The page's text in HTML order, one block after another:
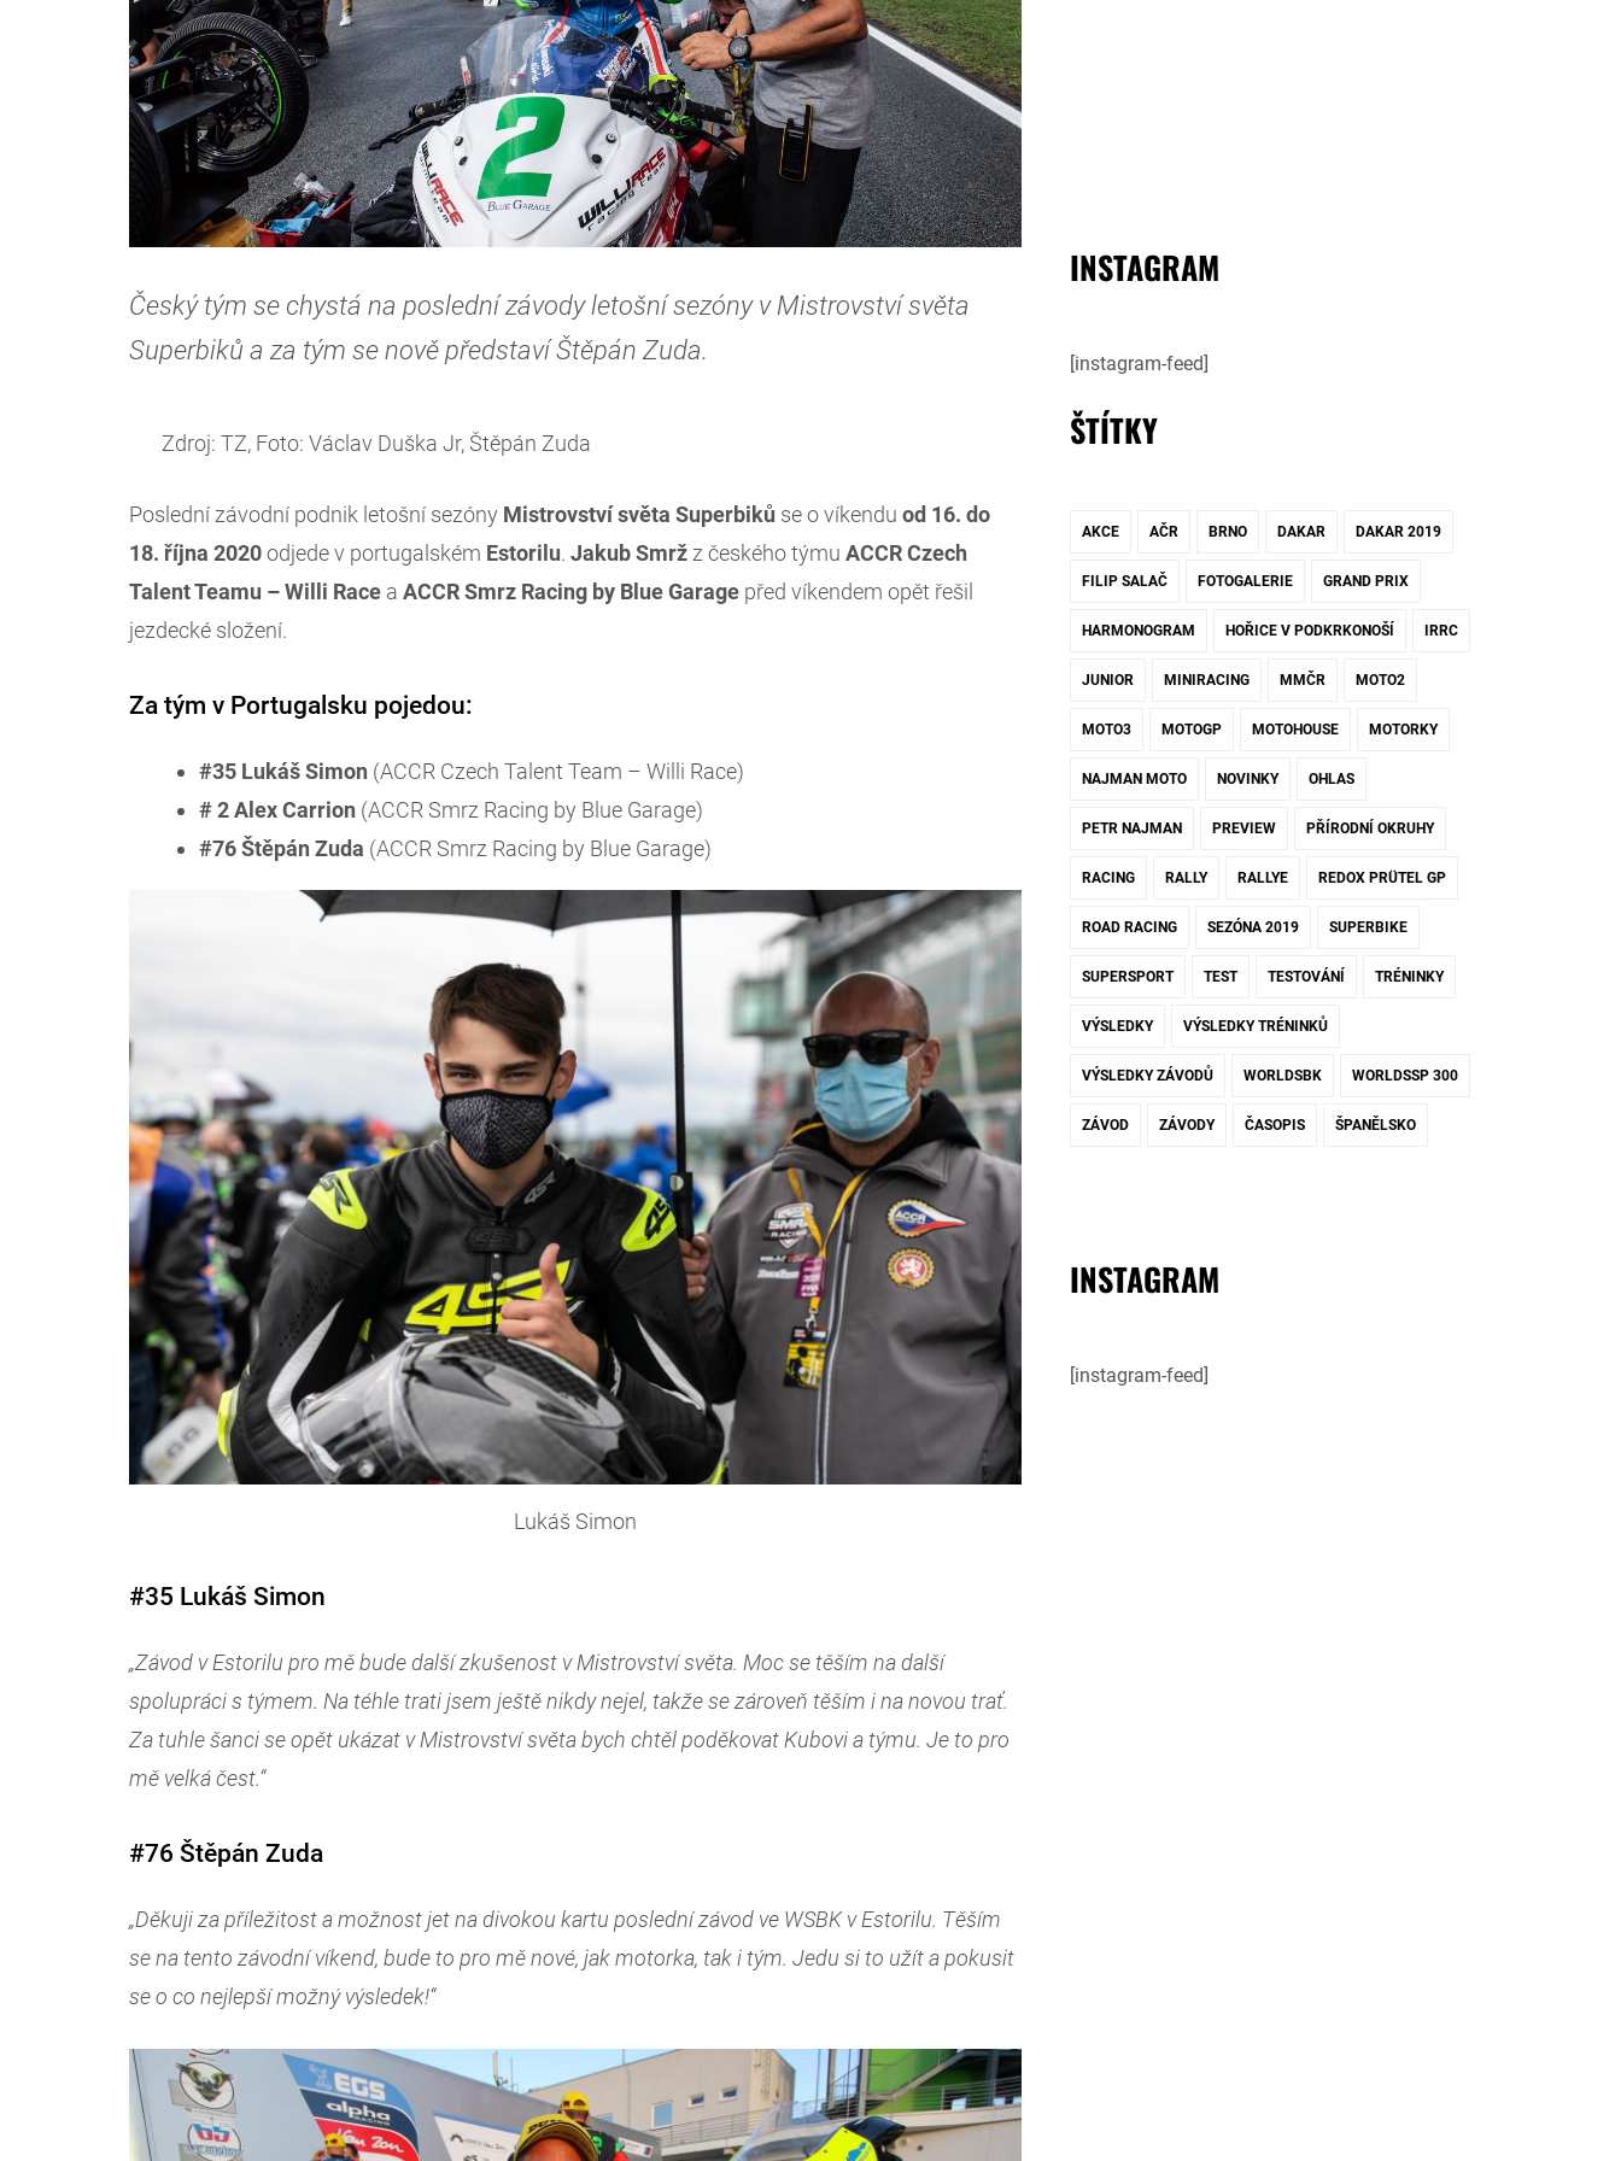
Český tým se chystá na poslední závody letošní sezóny v Mistrovství světa
Superbiků a za tým se nově představí Štěpán Zuda.
Zdroj: TZ, Foto: Václav Duška Jr, Štěpán Zuda
Poslední závodní podnik letošní sezóny Mistrovství světa Superbiků se o víkendu od 16. do
18. října 2020odjede v portugalském Estorilu. Jakub Smrž z českého týmu ACCR Czech
Talent Teamu – Willi Race a ACCRSmrz Racing by Blue Garage před víkendem opět řešil
jezdecké složení.
Za tým v Portugalsku pojedou:
#35 Lukáš Simon (ACCR Czech Talent Team – Willi Race)
# 2 Alex Carrion (ACCR Smrz Racing by Blue Garage)
#76 Štěpán Zuda (ACCR Smrz Racing by Blue Garage)
Lukáš Simon
#35 Lukáš Simon
„Závod v Estorilu pro mě bude další zkušenost v Mistrovství světa. Moc se těším na další
spolupráci s týmem. Na téhle trati jsem ještě nikdy nejel, takže se zároveň těším i na novou trať.
Za tuhle šanci se opět ukázat v Mistrovství světa bych chtěl poděkovat Kubovi a týmu. Je to pro
mě velká čest.“
#76 Štěpán Zuda
„Děkuji za příležitost a možnost jet na divokou kartu poslední závod ve WSBK v Estorilu. Těším
se na tento závodní víkend, bude to pro mě nové, jak motorka, tak i tým. Jedu si to užít a pokusit
se o co nejlepší možný výsledek!“
INSTAGRAM
[instagram-feed]
ŠTÍTKY
AKCE AČR BRNO DAKAR DAKAR 2019
FILIP SALAČ FOTOGALERIE GRAND PRIX
HARMONOGRAM HOŘICE V PODKRKONOŠÍ IRRC
JUNIOR MINIRACING MMČR MOTO2
MOTO3 MOTOGP MOTOHOUSE MOTORKY
NAJMAN MOTO NOVINKY OHLAS
PETR NAJMAN PREVIEW PŘÍRODNÍ OKRUHY
RACING RALLY RALLYE REDOX PRÜTEL GP
ROAD RACING SEZÓNA 2019 SUPERBIKE
SUPERSPORT TEST TESTOVÁNÍ TRÉNINKY
VÝSLEDKY VÝSLEDKY TRÉNINKŮ
VÝSLEDKY ZÁVODŮ WORLDSBK WORLDSSP 300
ZÁVOD ZÁVODY ČASOPIS ŠPANĚLSKO
INSTAGRAM
[instagram-feed]